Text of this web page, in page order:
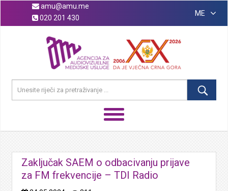
amu@amu.me
020 201 430
ME
Zaključak SAEM o odbacivanju prijave
za FM frekvencije – TDI Radio